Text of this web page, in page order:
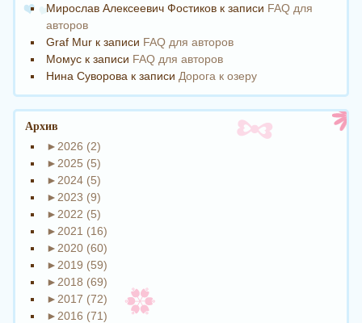
Мирослав Алексеевич Фостиков к записи FAQ для
авторов
Graf Mur к записи FAQ для авторов
Момус к записи FAQ для авторов
Нина Суворова к записи Дорога к озеру
Архив
► 2026 (2)
► 2025 (5)
► 2024 (5)
► 2023 (9)
► 2022 (5)
► 2021 (16)
► 2020 (60)
► 2019 (59)
► 2018 (69)
► 2017 (72)
► 2016 (71)